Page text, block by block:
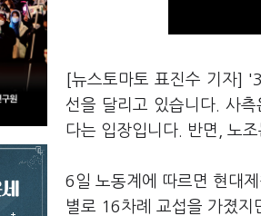
[뉴스토마토 표진수 기자]
선을 달리고 있습니다. 사
다는 입장입니다. 반면, 노
6일 노동계에 따르면 현대
별로 16차례 교섭을 가졌지